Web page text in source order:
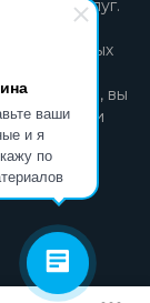
ваши
и я
по
и/или услуг.
при
поисковых
адрес
сайтом, вы
данных
и